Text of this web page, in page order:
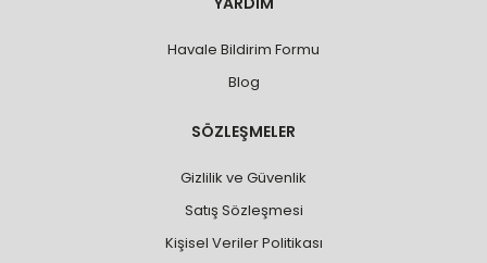
Havale Bildirim Formu
Blog
SÖZLEŞMELER
Gizlilik ve Güvenlik
Satış Sözleşmesi
Kişisel Veriler Politikası